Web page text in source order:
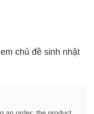
chủ đề sinh nhật